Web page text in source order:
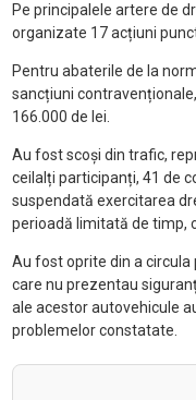
Pe principalele artere de
organizate 17 acțiuni
Pentru abaterile de la
sancțiuni
166.000 de lei.
Au fost scoși din trafic,
ceilalți participanți, 41 de
suspendată exercitarea
perioadă limitată de timp,
Au fost oprite din a circula
care nu prezentau
ale acestor autovehicule
problemelor constatate.